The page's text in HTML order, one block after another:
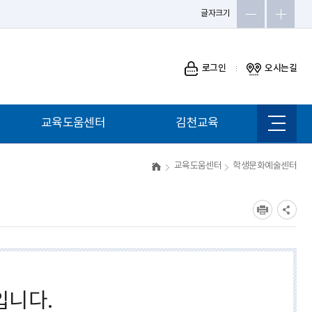
글자크기
로그인 오시는길
사이트
맵
교육도움센터 김천교육
교육도움센터 학생문화예술센터
니다.